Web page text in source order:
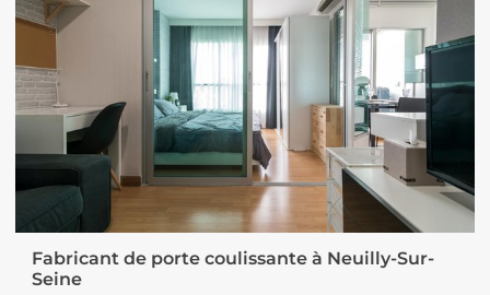
Fabricant de porte coulissante à Neuilly-Sur-
Seine